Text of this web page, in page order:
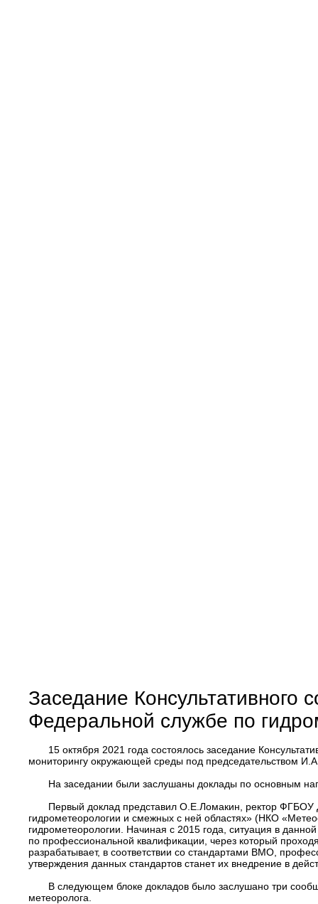
Заседание Консультативного
Федеральной службе по
15 октября 2021 года состоялось заседание
мониторингу окружающей среды под председательством
На заседании были заслушаны доклады по основным
Первый доклад представил О.Е.Ломакин, ректор
гидрометеорологии и смежных с ней областях» (НКО
гидрометеорологии. Начиная с 2015 года, ситуация в
по профессиональной квалификации, через который
разрабатывает, в соответствии со стандартами ВМО,
утверждения данных стандартов станет их внедрение в
В следующем блоке докладов было заслушано три
метеоролога.